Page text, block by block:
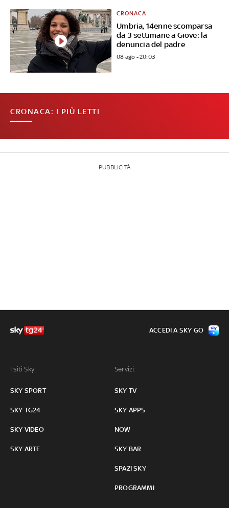
Umbria, 14enne scomparsa
da 3 settimane a Giove: la
denuncia del padre
CRONACA
08 ago - 20:03
CRONACA: I PIÙ LETTI
PUBBLICITÀ
I siti Sky:
SKY SPORT
SKY TG24
SKY VIDEO
SKY ARTE
Servizi:
SKY TV
SKY APPS
NOW
SKY BAR
SPAZI SKY
PROGRAMMI
ACCEDI A SKY GO